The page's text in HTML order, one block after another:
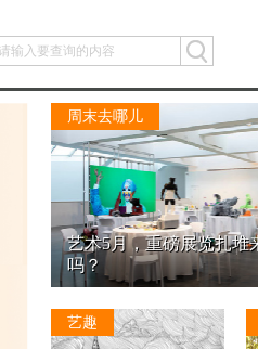
周末去哪儿
艺术5月，重磅展览扎堆
吗？
艺趣